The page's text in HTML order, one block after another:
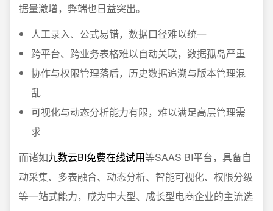
据量激增，弊端也日益突出。
人工录入、公式易错，数据口径难以统一
跨平台、跨业务表格难以自动关联，数据孤岛严重
协作与权限管理落后，历史数据追溯与版本管理混
乱
可视化与动态分析能力有限，难以满足高层管理需
求
而诸如九数云BI免费在线试用等SAAS BI平台，具备自
动采集、多表融合、动态分析、智能可视化、权限分级
等一站式能力，成为中大型、成长型电商企业的主流选